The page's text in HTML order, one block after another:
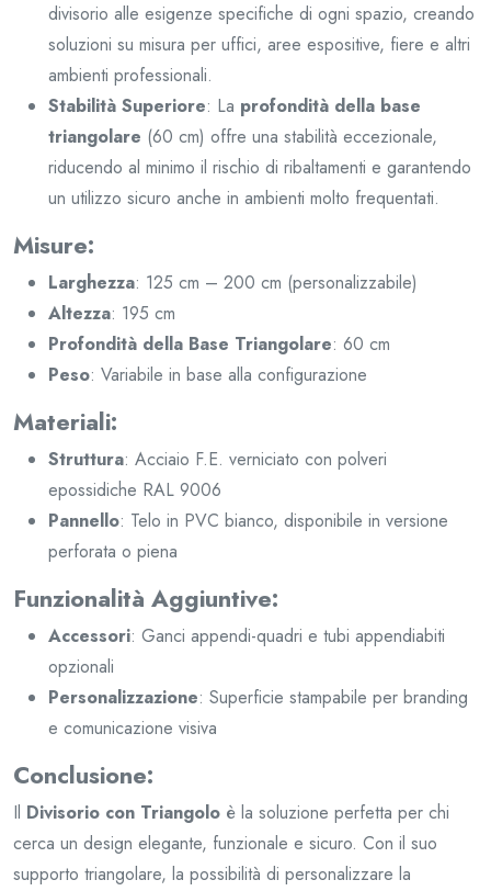
divisorio alle esigenze specifiche di ogni spazio, creando
soluzioni su misura per uffici, aree espositive, fiere e altri
ambienti professionali.
Stabilità Superiore: La profondità della base
triangolare (60 cm) offre una stabilità eccezionale,
riducendo al minimo il rischio di ribaltamenti e garantendo
un utilizzo sicuro anche in ambienti molto frequentati.
Misure:
Larghezza: 125 cm – 200 cm (personalizzabile)
Altezza: 195 cm
Profondità della Base Triangolare: 60 cm
Peso: Variabile in base alla configurazione
Materiali:
Struttura: Acciaio F.E. verniciato con polveri
epossidiche RAL 9006
Pannello: Telo in PVC bianco, disponibile in versione
perforata o piena
Funzionalità Aggiuntive:
Accessori: Ganci appendi-quadri e tubi appendiabiti
opzionali
Personalizzazione: Superficie stampabile per branding
e comunicazione visiva
Conclusione:
Il Divisorio con Triangolo è la soluzione perfetta per chi
cerca un design elegante, funzionale e sicuro. Con il suo
supporto triangolare, la possibilità di personalizzare la